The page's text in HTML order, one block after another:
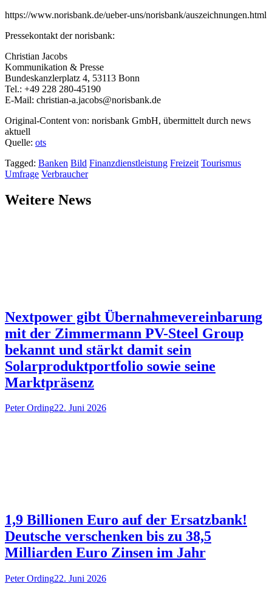
https://www.norisbank.de/ueber-uns/norisbank/auszeichnungen.html
Pressekontakt der norisbank:
Christian Jacobs
Kommunikation & Presse
Bundeskanzlerplatz 4, 53113 Bonn
Tel.: +49 228 280-45190
E-Mail: christian-a.jacobs@norisbank.de
Original-Content von: norisbank GmbH, übermittelt durch news
aktuell
Quelle: ots
Tagged: Banken Bild Finanzdienstleistung Freizeit Tourismus
Umfrage Verbraucher
Weitere News
Nextpower gibt Übernahmevereinbarung
mit der Zimmermann PV-Steel Group
bekannt und stärkt damit sein
Solarproduktportfolio sowie seine
Marktpräsenz
Peter Ording22. Juni 2026
1,9 Billionen Euro auf der Ersatzbank!
Deutsche verschenken bis zu 38,5
Milliarden Euro Zinsen im Jahr
Peter Ording22. Juni 2026